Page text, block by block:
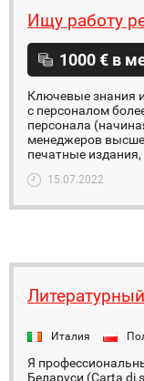
Ищу работу
1000 € в
Ключевые знания
с персоналом
персонала
менеджеров
печатные
15.07.2022
Италия
Я
Беларуси (Carta di